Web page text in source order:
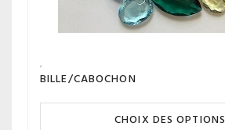
BILLE/CABOCHON
CHOIX DES OPTIONS